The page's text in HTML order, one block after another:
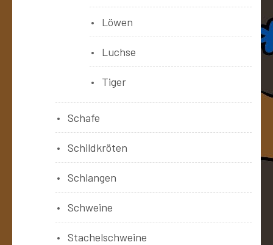
Löwen
Luchse
Tiger
Schafe
Schildkröten
Schlangen
Schweine
Stachelschweine